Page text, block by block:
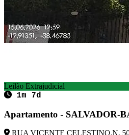
Leilão Extrajudicial
1m 7d
Apartamento - SALVADOR-
RUA VICENTE CELESTINO,N.